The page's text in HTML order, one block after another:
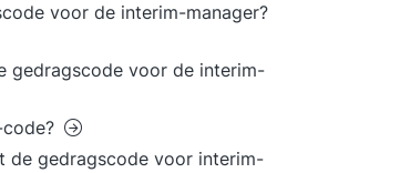
voor de interim-manager?
gedragscode voor de interim-
de gedragscode voor interim-